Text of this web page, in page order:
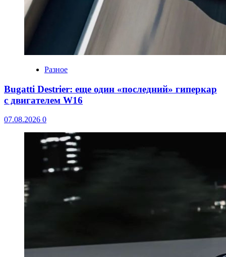
Разное
Bugatti Destrier: еще один «последний» гиперкар
с двигателем W16
07.08.2026 0